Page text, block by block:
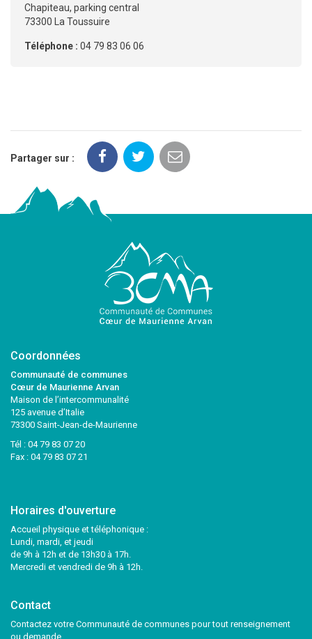
Chapiteau, parking central
73300 La Toussuire
Téléphone : 04 79 83 06 06
Partager sur :
Coordonnées
Communauté de communes
Cœur de Maurienne Arvan
Maison de l’intercommunalité
125 avenue d’Italie
73300 Saint-Jean-de-Maurienne
Tél : 04 79 83 07 20
Fax : 04 79 83 07 21
Horaires d'ouverture
Accueil physique et téléphonique :
Lundi, mardi, et jeudi
de 9h à 12h et de 13h30 à 17h.
Mercredi et vendredi de 9h à 12h.
Contact
Contactez votre Communauté de communes pour tout renseignement
ou demande.